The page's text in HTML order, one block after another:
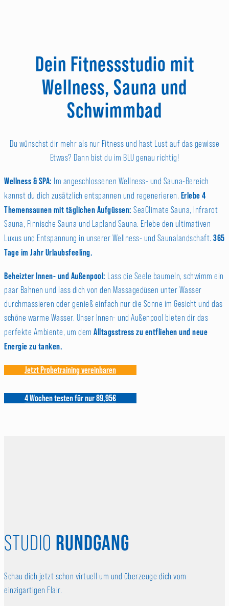
Dein Fitnessstudio mit
Wellness, Sauna und
Schwimmbad
Du wünschst dir mehr als nur Fitness und hast Lust auf das gewisse
Etwas? Dann bist du im BLU genau richtig!
Wellness & SPA: Im angeschlossenen Wellness- und Sauna-Bereich
kannst du dich zusätzlich entspannen und regenerieren. Erlebe 4
Themensaunen mit täglichen Aufgüssen: SeaClimate Sauna, Infrarot
Sauna, Finnische Sauna und Lapland Sauna. Erlebe den ultimativen
Luxus und Entspannung in unserer Wellness- und Saunalandschaft. 365
Tage im Jahr Urlaubsfeeling.
Beheizter Innen- und Außenpool: Lass die Seele baumeln, schwimm ein
paar Bahnen und lass dich von den Massagedüsen unter Wasser
durchmassieren oder genieß einfach nur die Sonne im Gesicht und das
schöne warme Wasser. Unser Innen- und Außenpool bieten dir das
perfekte Ambiente, um dem Alltagsstress zu entfliehen und neue
Energie zu tanken.
Jetzt Probetraining vereinbaren
4 Wochen testen für nur 89,95€
STUDIO RUNDGANG
Schau dich jetzt schon virtuell um und überzeuge dich vom
einzigartigen Flair.